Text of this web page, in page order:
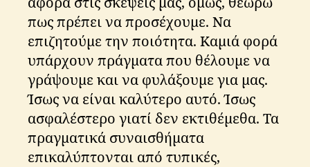
πως πρέπει να προσέχουμε. Να
επιζητούμε την ποιότητα. Καμιά φορά
υπάρχουν πράγματα που θέλουμε να
γράψουμε και να φυλάξουμε για μας.
Ίσως να είναι καλύτερο αυτό. Ίσως
ασφαλέστερο γιατί δεν εκτιθέμεθα. Τα
πραγματικά συναισθήματα
επικαλύπτονται από τυπικές,